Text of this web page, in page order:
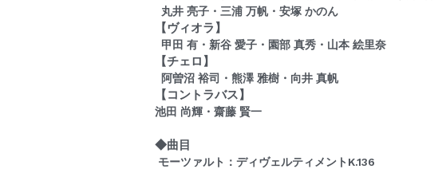
  丸井 亮子・三浦 万帆・安塚 かのん
【ヴィオラ】
  甲田 有・新谷 愛子・園部 真秀・山本 絵里奈
【チェロ】
  阿曽沼 裕司・熊澤 雅樹・向井 真帆
【コントラバス】
池田 尚輝・齋藤 賢一
◆曲目
モーツァルト：ディヴェルティメントK.136